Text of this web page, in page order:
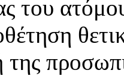
του
της